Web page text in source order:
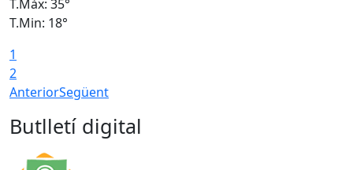
T.Màx: 35°
T.Min: 18°
1
2
AnteriorSegüent
Butlletí digital